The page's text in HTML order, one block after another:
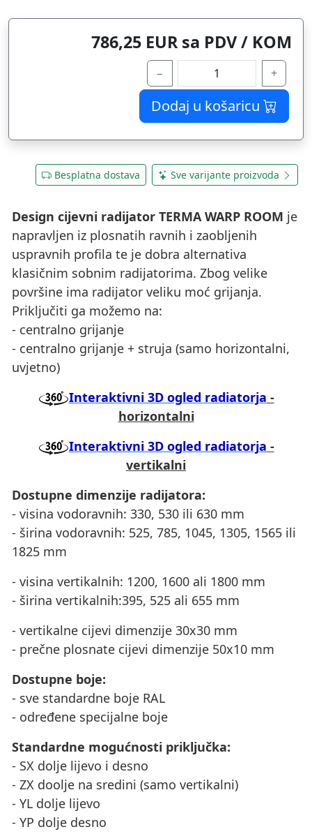
786,25 EUR sa PDV / KOM
− +
Dodaj u košaricu
Besplatna dostava Sve varijante proizvoda
Design cijevni radijator TERMA WARP ROOM je
napravljen iz plosnatih ravnih i zaobljenih
uspravnih profila te je dobra alternativa
klasičnim sobnim radijatorima. Zbog velike
površine ima radijator veliku moć grijanja.
Priključiti ga možemo na:
- centralno grijanje
- centralno grijanje + struja (samo horizontalni,
uvjetno)
Interaktivni 3D ogled radiatorja -
horizontalni
Interaktivni 3D ogled radiatorja -
vertikalni
Dostupne dimenzije radijatora:
- visina vodoravnih: 330, 530 ili 630 mm
- širina vodoravnih: 525, 785, 1045, 1305, 1565 ili
1825 mm
- visina vertikalnih: 1200, 1600 ali 1800 mm
- širina vertikalnih:395, 525 ali 655 mm
- vertikalne cijevi dimenzije 30x30 mm
- prečne plosnate cijevi dimenzije 50x10 mm
Dostupne boje:
- sve standardne boje RAL
- određene specijalne boje
Standardne mogućnosti priključka:
- SX dolje lijevo i desno
- ZX doolje na sredini (samo vertikalni)
- YL dolje lijevo
- YP dolje desno